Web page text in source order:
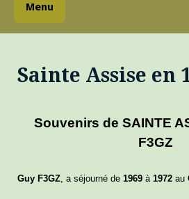
Menu
Sainte Assise en
Souvenirs de SAINTE
F3GZ
Guy F3GZ , a séjourné de 1969 à 1972 au